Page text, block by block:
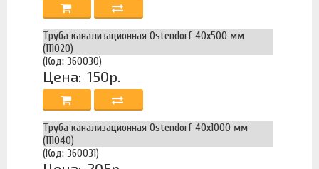
Труба канализационная Ostendorf 40х500 мм
(111020)
(Код: 360030)
Цена: 150р.
Труба канализационная Ostendorf 40х1000 мм
(111040)
(Код: 360031)